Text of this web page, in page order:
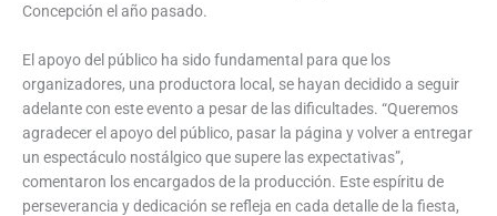
Concepción el año pasado.
El apoyo del público ha sido fundamental para que los
organizadores, una productora local, se hayan decidido a seguir
adelante con este evento a pesar de las dificultades. “Queremos
agradecer el apoyo del público, pasar la página y volver a entregar
un espectáculo nostálgico que supere las expectativas”,
comentaron los encargados de la producción. Este espíritu de
perseverancia y dedicación se refleja en cada detalle de la fiesta,